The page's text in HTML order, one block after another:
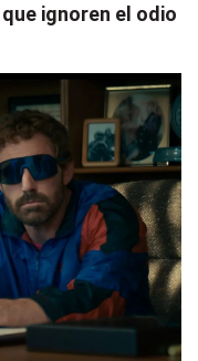
ignoren el odio